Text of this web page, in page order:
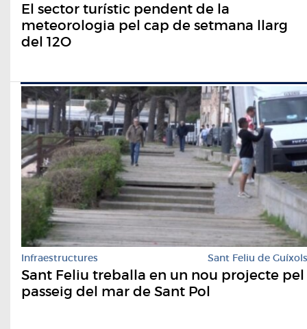
El sector turístic pendent de la
meteorologia pel cap de setmana llarg
del 12O
Infraestructures Sant Feliu de Guíxols
Sant Feliu treballa en un nou projecte pel
passeig del mar de Sant Pol